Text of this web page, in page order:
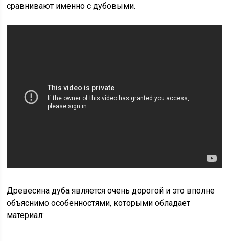
сравнивают именно с дубовыми.
Древесина дуба является очень дорогой и это вполне
объяснимо особенностями, которыми обладает
материал: